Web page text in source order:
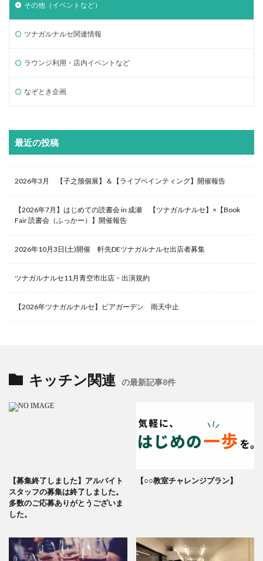
その他（イベントなど）
ツナガルナルセ関連情報
ラウンジ利用・店内イベントなど
なぞとき企画
最近の投稿
2026年3月 【子之籏個展】＆【ライブペインティング】開催報告
【2026年7月】はじめての読書会 in 成瀬 【ツナガルナルセ】×【Book
Fair 読書会（ふっかー）】開催報告
2026年10月3日(土)開催 軒先DEツナガルナルセ出店者募集
ツナガルナルセ11月青空市出店・出演規約
【2026年ツナガルナルセ】ビアガーデン 雨天中止
キッチン関連 の最新記事8件
【募集終了しました】アルバイト
スタッフの募集は終了しました。
多数のご応募ありがとうございま
した。
【○○教室チャレンジプラン】